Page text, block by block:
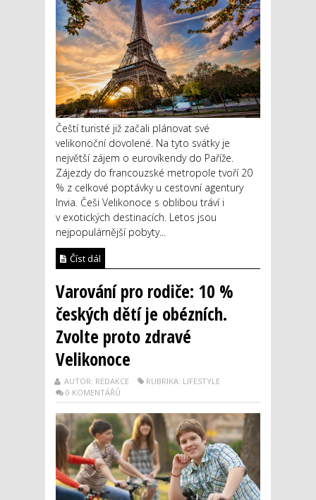
Čeští turisté již začali plánovat své
velikonoční dovolené. Na tyto svátky je
největší zájem o eurovíkendy do Paříže.
Zájezdy do francouzské metropole tvoří 20
% z celkové poptávky u cestovní agentury
Invia. Češi Velikonoce s oblibou tráví i
v exotických destinacích. Letos jsou
nejpopulárnější pobyty...
Číst dál
Varování pro rodiče: 10 %
českých dětí je obézních.
Zvolte proto zdravé
Velikonoce
AUTOR: REDAKCE
RUBRIKA: LIFESTYLE
0 KOMENTÁŘŮ